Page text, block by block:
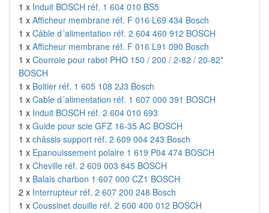
1 x Induit BOSCH réf. 1 604 010 BS5
1 x Afficheur membrane réf. F 016 L69 434 Bosch
1 x Câble d´alimentation réf. 2 604 460 912 BOSCH
1 x Afficheur membrane réf. F 016 L91 090 Bosch
1 x Courroie pour rabot PHO 150 / 200 / 2-82 / 20-82*
BOSCH
1 x Boitier réf. 1 605 108 2J3 Bosch
1 x Cable d´alimentation réf. 1 607 000 391 BOSCH
1 x Induit BOSCH réf. 2 604 010 693
1 x Guide pour scie GFZ 16-35 AC BOSCH
1 x châssis support réf. 2 609 004 243 Bosch
1 x Epanouissement polaire 1 619 P04 474 BOSCH
1 x Cheville réf. 2 609 003 845 BOSCH
1 x Balais charbon 1 607 000 CZ1 BOSCH
2 x Interrupteur réf. 2 607 200 248 Bosch
1 x Coussinet douille réf. 2 600 400 012 BOSCH